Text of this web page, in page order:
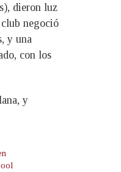
dieron luz
negoció
y una
con los
y